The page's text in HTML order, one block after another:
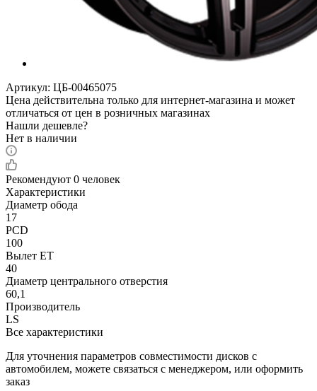
Артикул: ЦБ-00465075
Цена действительна только для интернет-магазина и может
отличаться от цен в розничных магазинах
Нашли дешевле?
Нет в наличии
Рекомендуют 0 человек
Характеристики
Диаметр обода
17
PCD
100
Вылет ET
40
Диаметр центрального отверстия
60,1
Производитель
LS
Все характеристики
Для уточнения параметров совместимости дисков с
автомобилем, можете связаться с менеджером, или оформить
заказ